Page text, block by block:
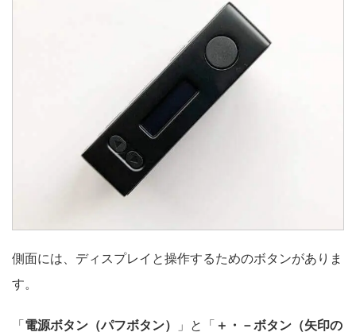
側面には、ディスプレイと操作するためのボタンがありま
す。
「 電源ボタン（パフボタン） 」と「 ＋・－ボタン（矢印の